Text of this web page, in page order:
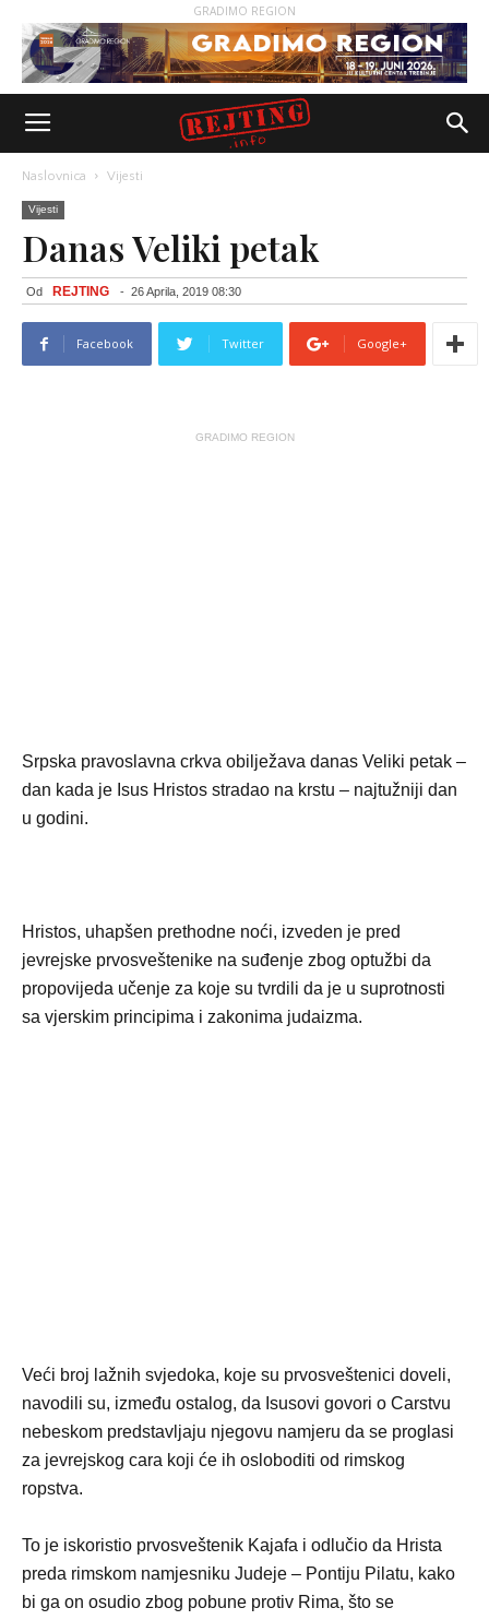
GRADIMO REGION
Naslovnica Vijesti
Vijesti
Danas Veliki petak
Od REJTING - 26 Aprila, 2019 08:30
Facebook Twitter Google+
GRADIMO REGION
Srpska pravoslavna crkva obilježava danas Veliki petak –
dan kada je Isus Hristos stradao na krstu – najtužniji dan
u godini.
Hristos, uhapšen prethodne noći, izveden je pred
jevrejske prvosveštenike na suđenje zbog optužbi da
propovijeda učenje za koje su tvrdili da je u suprotnosti
sa vjerskim principima i zakonima judaizma.
Veći broj lažnih svjedoka, koje su prvosveštenici doveli,
navodili su, između ostalog, da Isusovi govori o Carstvu
nebeskom predstavljaju njegovu namjeru da se proglasi
za jevrejskog cara koji će ih osloboditi od rimskog
ropstva.
To je iskoristio prvosveštenik Kajafa i odlučio da Hrista
preda rimskom namjesniku Judeje – Pontiju Pilatu, kako
bi ga on osudio zbog pobune protiv Rima, što se